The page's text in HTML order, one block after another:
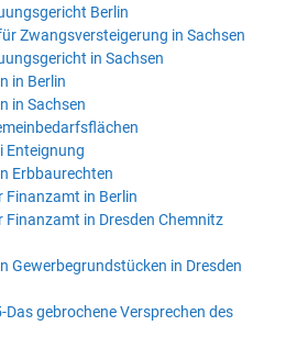
Berlin
Zwangsversteigerung in Sachsen
in Sachsen
in Berlin
in Sachsen
Enteignung
Erbbaurechten
in Berlin
in Dresden Chemnitz
Gewerbegrundstücken in Dresden
gebrochene Versprechen des